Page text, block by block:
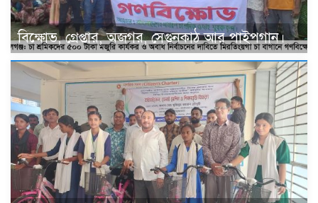
বিক্ষোভ, গ্রেপ্তার, অজগর, সেগুনকাঠ আর পাইপগান।